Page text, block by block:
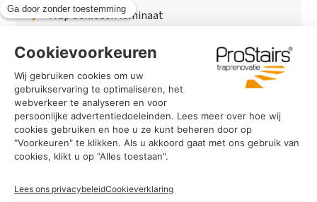
Trap bekleden laminaat
Traptreden beton
Traptreden leer
PaintWood
Trapverlichting
PVC Vloer
Marmerlook trap